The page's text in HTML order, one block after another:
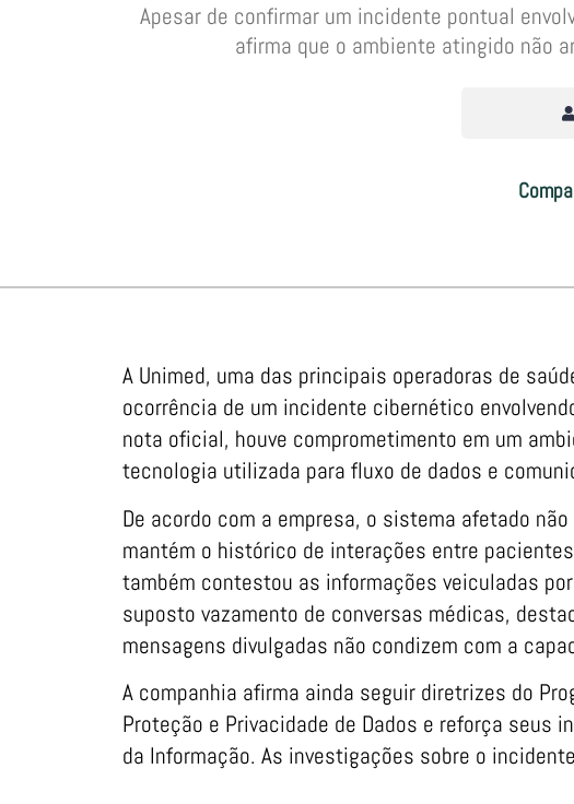
Apesar de confirmar um incidente pontual
afirma que o ambiente atingido não
A Unimed, uma das principais operadoras de
ocorrência de um incidente cibernético
nota oficial, houve comprometimento em um
tecnologia utilizada para fluxo de dados e
De acordo com a empresa, o sistema afetado
mantém o histórico de interações entre
também contestou as informações veiculadas
suposto vazamento de conversas médicas,
mensagens divulgadas não condizem com a
A companhia afirma ainda seguir diretrizes do
Proteção e Privacidade de Dados e reforça seus
da Informação. As investigações sobre o